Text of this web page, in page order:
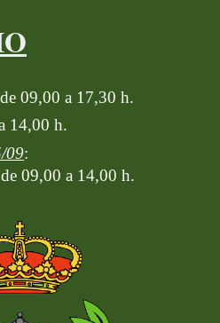
de 09,00 a 17,30 h.
14,00 h.
09:
09,00 a 14,00 h.